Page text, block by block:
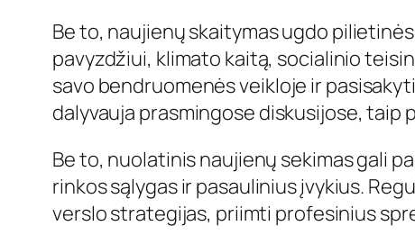
Be to, naujienų skaitymas ugdo
pavyzdžiui, klimato kaitą, socialinio
savo bendruomenės veikloje ir
dalyvauja prasmingose diskusijose,
Be to, nuolatinis naujienų sekimas gali
rinkos sąlygas ir pasaulinius įvykius.
verslo strategijas, priimti profesinius